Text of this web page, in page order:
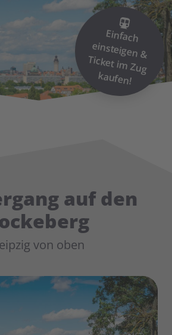
Einfach
einsteigen &
Ticket im
Zug
kaufen!
auf den
von oben